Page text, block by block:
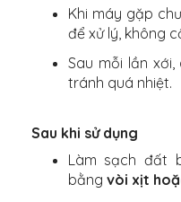
Khi máy gặp
để xử lý, không
Sau mỗi lần xới,
tránh quá nhiệt.
Sau khi sử dụng
Làm sạch đất
bằng vòi xịt